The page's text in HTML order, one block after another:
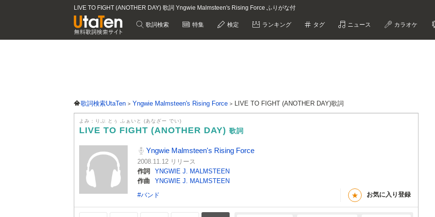
LIVE TO FIGHT (ANOTHER DAY) 歌詞 Yngwie Malmsteen's Rising Force ふりがな付
歌詞検索 特集 検定 ランキング タグ ニュース カラオケ
歌詞検索UtaTen Yngwie Malmsteen's Rising Force LIVE TO FIGHT (ANOTHER DAY)歌詞
よみ：りぶ とぅ ふぁいと (あなざー でい)
LIVE TO FIGHT (ANOTHER DAY) 歌詞
Yngwie Malmsteen's Rising Force
2008.11.12 リリース
作詞
YNGWIE J. MALMSTEEN
作曲
YNGWIE J. MALMSTEEN
#バンド
★ お気に入り登録